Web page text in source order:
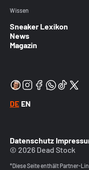
Wissen
Sneaker Lexikon
News
Magazin
DE EN
Datenschutz
© 2026 Dead Stock
*Diese Seite enthält Partner-